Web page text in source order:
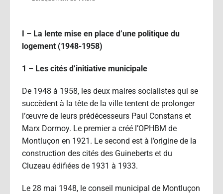
I – La lente mise en place d’une politique du
logement (1948-1958)
1 – Les cités d’initiative municipale
De 1948 à 1958, les deux maires socialistes qui se
succèdent à la tête de la ville tentent de prolonger
l’œuvre de leurs prédécesseurs Paul Constans et
Marx Dormoy. Le premier a créé l’OPHBM de
Montluçon en 1921. Le second est à l’origine de la
construction des cités des Guineberts et du
Cluzeau édifiées de 1931 à 1933.
Le 28 mai 1948, le conseil municipal de Montluçon